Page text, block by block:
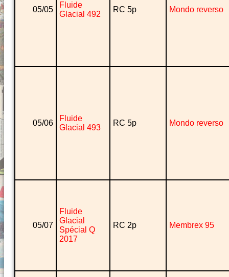
05/05
Fluide
Glacial 492
RC 5p Mondo reverso
05/06
Fluide
Glacial 493
RC 5p Mondo reverso
05/07
Fluide
Glacial
Spécial Q
2017
RC 2p Membrex 95